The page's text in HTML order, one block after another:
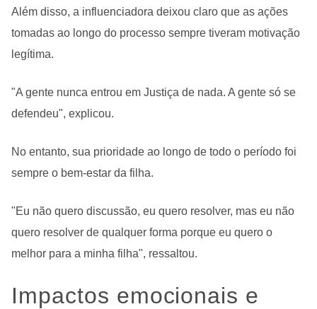
Além disso, a influenciadora deixou claro que as ações
tomadas ao longo do processo sempre tiveram motivação
legítima.
"A gente nunca entrou em Justiça de nada. A gente só se
defendeu", explicou.
No entanto, sua prioridade ao longo de todo o período foi
sempre o bem-estar da filha.
"Eu não quero discussão, eu quero resolver, mas eu não
quero resolver de qualquer forma porque eu quero o
melhor para a minha filha", ressaltou.
Impactos emocionais e